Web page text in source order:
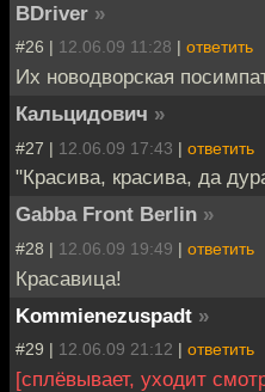
BDriver »
#26 | 12.06.09 11:28 | ответить
Их новодворская
Кальцидович »
#27 | 12.06.09 17:43 | ответить
"Красива, красива, да
Gabba Front Berlin »
#28 | 12.06.09 19:49 | ответить
Красавица!
Kommienezuspadt »
#29 | 12.06.09 21:12 | ответить
[сплёвывает, уходит